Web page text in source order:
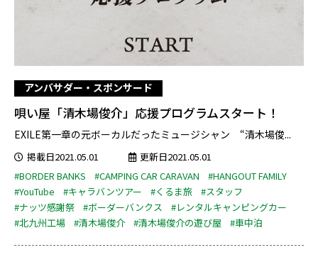
アンバサダー・スポンサード
唄い屋「清木場俊介」応援プログラムスタート！
EXILE第一章の元ボーカルだったミュージシャン “清木場俊...
掲載日2021.05.01
更新日2021.05.01
#BORDER BANKS
#CAMPING CAR CARAVAN
#HANGOUT FAMILY
#YouTube
#キャラバンツアー #くるま旅
#スタッフ
#ナッツ感謝祭
#ボーダーバンクス
#レンタルキャンピングカー
#北九州工場
#清木場俊介 #清木場俊介の遊び屋 #車中泊